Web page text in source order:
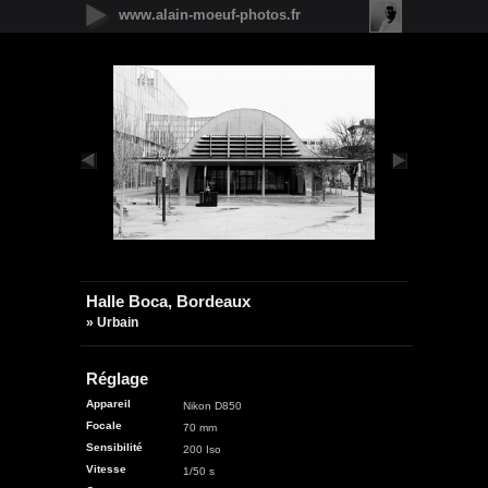
www.alain-moeuf-photos.fr
Halle Boca, Bordeaux
» Urbain
Réglage
Appareil
Nikon D850
Focale
70 mm
Sensibilité
200 Iso
Vitesse
1/50 s